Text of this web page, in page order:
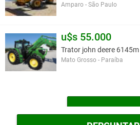
Amparo - São Paulo
u$s 55.000
Trator john deere 6145m
Mato Grosso - Paraíba